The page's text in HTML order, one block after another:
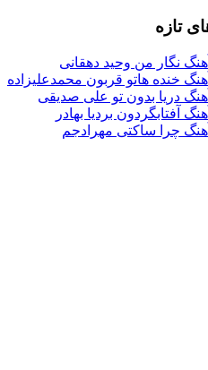
من وحید دهقانی
قربون محمدعلیزاده
بدون تو علی صدیقی
بردیا بهادر
مهرادجم